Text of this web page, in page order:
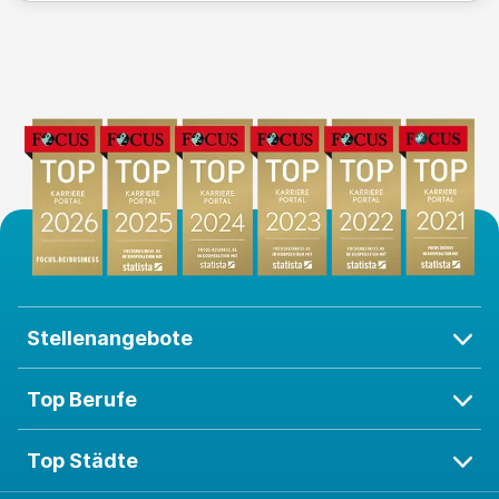
Stellenangebote
Top Berufe
Top Städte